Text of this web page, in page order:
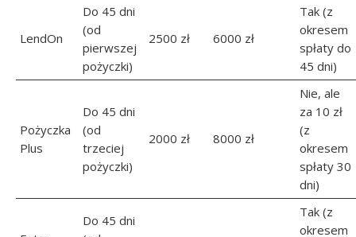
LendOn
Do 45 dni
(od
pierwszej
pożyczki)
2500 zł 6000 zł
Tak (z
okresem
spłaty do
45 dni)
Pożyczka
Plus
Do 45 dni
(od
trzeciej
pożyczki)
2000 zł 8000 zł
Nie, ale
za 10 zł
(z
okresem
spłaty 30
dni)
Do 45 dni
Tak (z
okresem